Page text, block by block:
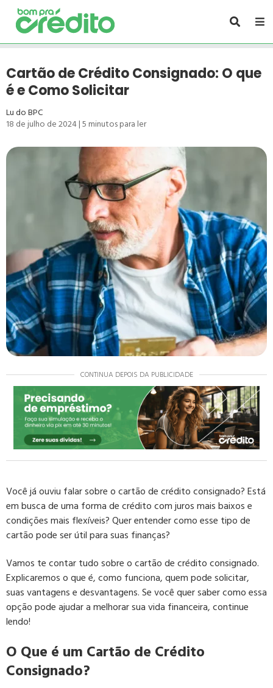
Cartão de Crédito Consignado: O que
é e Como Solicitar
Lu do BPC
18 de julho de 2024|5minutos para ler
CONTINUA DEPOIS DA PUBLICIDADE
Você já ouviu falar sobre o cartão de crédito consignado? Está
em busca de uma forma de crédito com juros mais baixos e
condições mais flexíveis? Quer entender como esse tipo de
cartão pode ser útil para suas finanças?
Vamos te contar tudo sobre o cartão de crédito consignado.
Explicaremos o que é, como funciona, quem pode solicitar,
suas vantagens e desvantagens. Se você quer saber como essa
opção pode ajudar a melhorar sua vida financeira, continue
lendo!
O Que é um Cartão de Crédito
Consignado?